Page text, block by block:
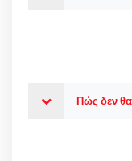
Πώς δεν